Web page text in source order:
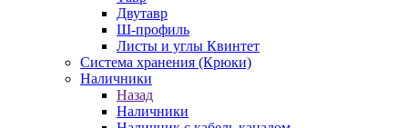
Двутавр
Ш-профиль
Листы и углы Квинтет
Система хранения (Крюки)
Наличники
Назад
Наличники